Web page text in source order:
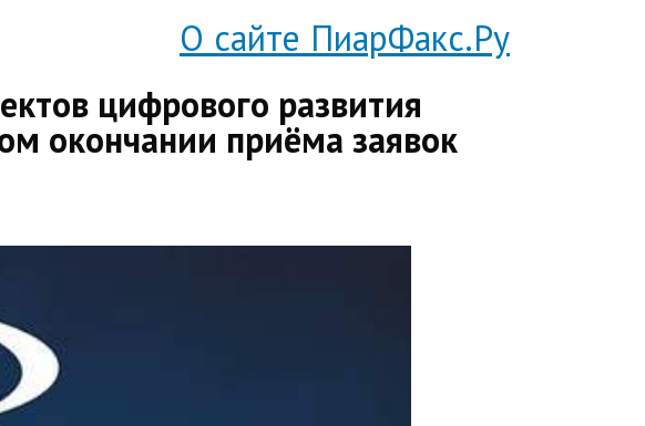
О сайте ПиарФакс.Ру
цифрового развития
окончании приёма заявок